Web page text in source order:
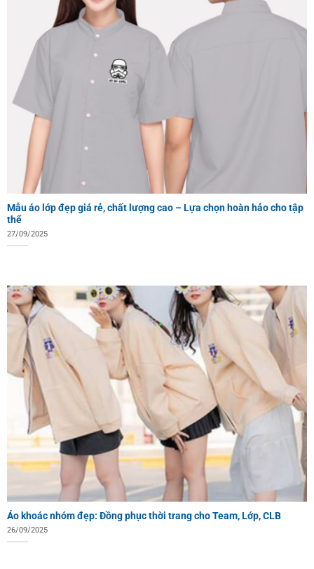
Mẫu áo lớp đẹp giá rẻ, chất lượng cao – Lựa chọn hoàn hảo cho tập
thể
27/09/2025
Áo khoác nhóm đẹp: Đồng phục thời trang cho Team, Lớp, CLB
26/09/2025